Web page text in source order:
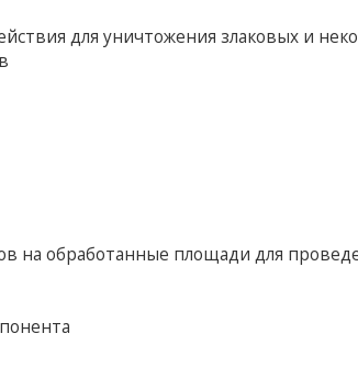
для уничтожения злаковых и
на обработанные площади для